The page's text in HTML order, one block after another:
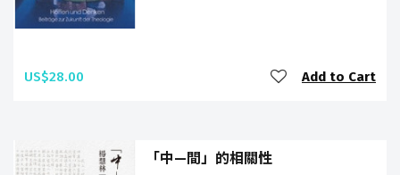
US$28.00 Add to Cart
「中—間」的相關性